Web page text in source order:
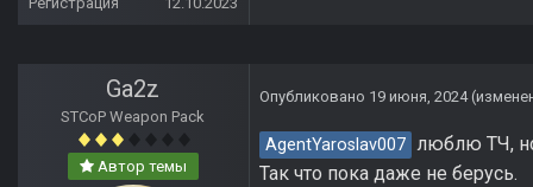
Ga2z
STCoP Weapon Pack
Автор темы
Опубликовано 19 июня, 2024
AgentYaroslav007 люблю ТЧ, но
Так что пока даже не берусь.